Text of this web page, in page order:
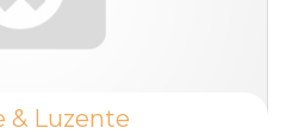
& Luzente